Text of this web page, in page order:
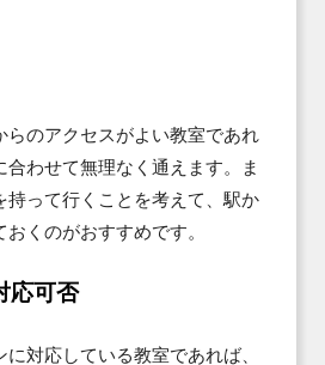
らのアクセスがよい教室であれ
合わせて無理なく通えます。ま
持って行くことを考えて、駅か
くのがおすすめです。
応可否
対応している教室であれば、